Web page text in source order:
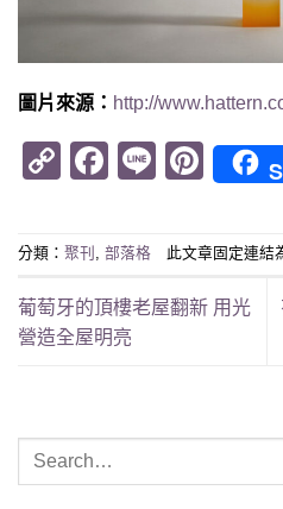
圖片來源： http://
CopyFacebook
Line
分類： 聚刊 , 部落格 此文章固定連結
葡萄牙的頂樓老屋翻新 用光
營造全屋明亮